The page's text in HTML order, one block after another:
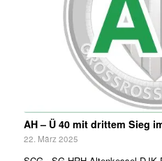
AH – Ü 40 mit drittem Sieg
22. März 2025